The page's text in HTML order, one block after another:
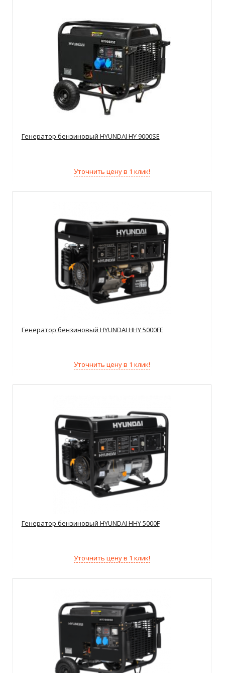
Генератор бензиновый HYUNDAI HY 9000SE
Уточнить цену в 1 клик!
Генератор бензиновый HYUNDAI HHY 5000FE
Уточнить цену в 1 клик!
Генератор бензиновый HYUNDAI HHY 5000F
Уточнить цену в 1 клик!